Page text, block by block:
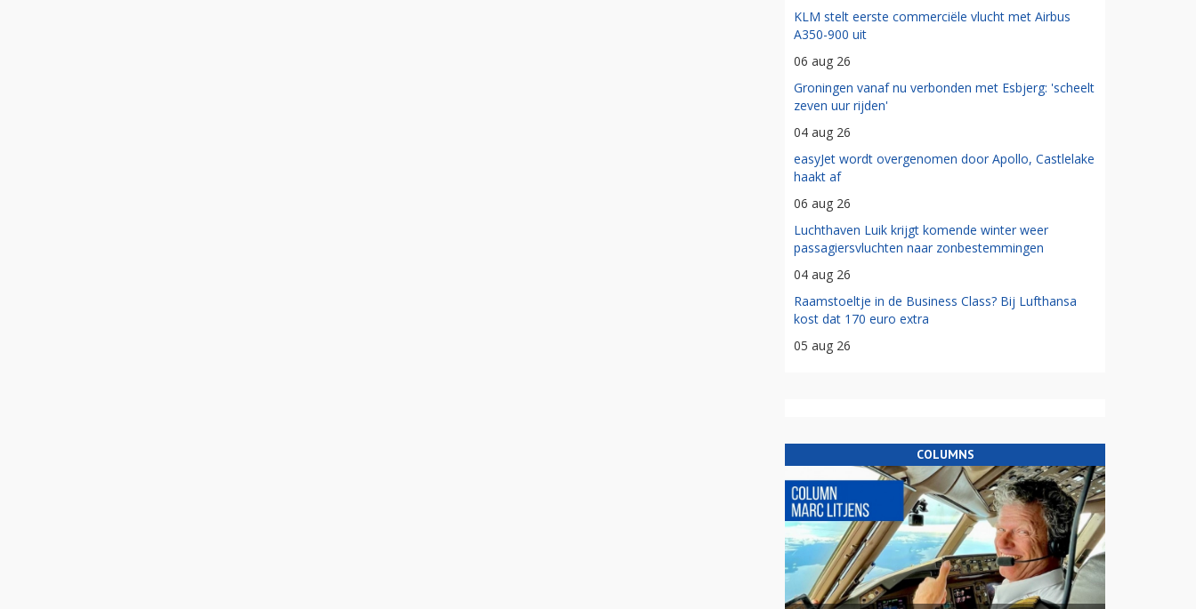
KLM stelt eerste commerciële vlucht met Airbus
A350-900 uit
06 aug 26
Groningen vanaf nu verbonden met Esbjerg: 'scheelt
zeven uur rijden'
04 aug 26
easyJet wordt overgenomen door Apollo, Castlelake
haakt af
06 aug 26
Luchthaven Luik krijgt komende winter weer
passagiersvluchten naar zonbestemmingen
04 aug 26
Raamstoeltje in de Business Class? Bij Lufthansa
kost dat 170 euro extra
05 aug 26
COLUMNS